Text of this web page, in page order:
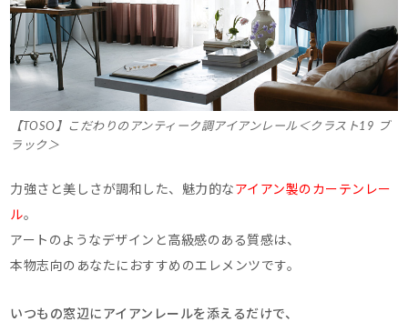
【TOSO】こだわりのアンティーク調アイアンレール＜クラスト19 ブ
ラック＞
力強さと美しさが調和した、魅力的な アイアン製のカーテンレー
ル。
アートのようなデザインと高級感のある質感は、
本物志向のあなたにおすすめのエレメンツです。
いつもの窓辺にアイアンレールを添えるだけで、